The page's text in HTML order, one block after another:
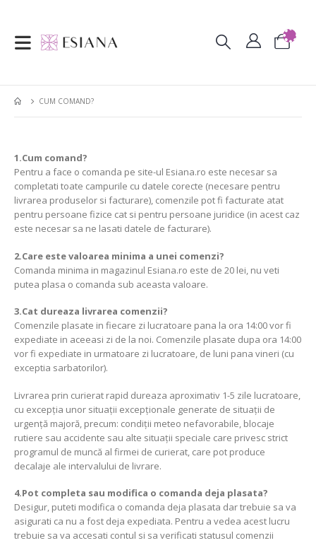
CUM COMAND?
1.Cum comand?
Pentru a face o comanda pe site-ul Esiana.ro este necesar sa
completati toate campurile cu datele corecte (necesare pentru
livrarea produselor si facturare), comenzile pot fi facturate atat
pentru persoane fizice cat si pentru persoane juridice (in acest caz
este necesar sa ne lasati datele de facturare).
2.Care este valoarea minima a unei comenzi?
Comanda minima in magazinul Esiana.ro este de 20 lei, nu veti
putea plasa o comanda sub aceasta valoare.
3.Cat dureaza livrarea comenzii?
Comenzile plasate in fiecare zi lucratoare pana la ora 14:00 vor fi
expediate in aceeasi zi de la noi. Comenzile plasate dupa ora 14:00
vor fi expediate in urmatoare zi lucratoare, de luni pana vineri (cu
exceptia sarbatorilor).
Livrarea prin curierat rapid dureaza aproximativ 1-5 zile lucratoare,
cu excepția unor situații excepționale generate de situații de
urgență majoră, precum: condiții meteo nefavorabile, blocaje
rutiere sau accidente sau alte situații speciale care privesc strict
programul de muncă al firmei de curierat, care pot produce
decalaje ale intervalului de livrare.
4.Pot completa sau modifica o comanda deja plasata?
Desigur, puteti modifica o comanda deja plasata dar trebuie sa va
asigurati ca nu a fost deja expediata. Pentru a vedea acest lucru
trebuie sa va accesati contul si sa verificati statusul comenzii